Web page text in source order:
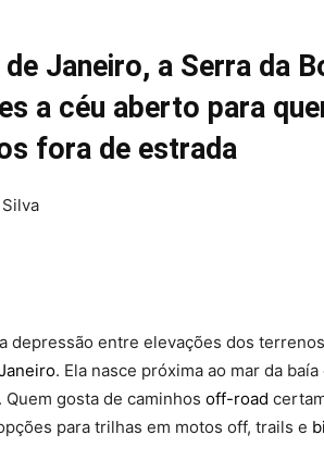
Janeiro, a Serra da
a céu aberto para
fora de estrada
depressão entre elevações dos
. Ela nasce próxima ao mar da
gosta de caminhos off-road
para trilhas em motos off, trails e